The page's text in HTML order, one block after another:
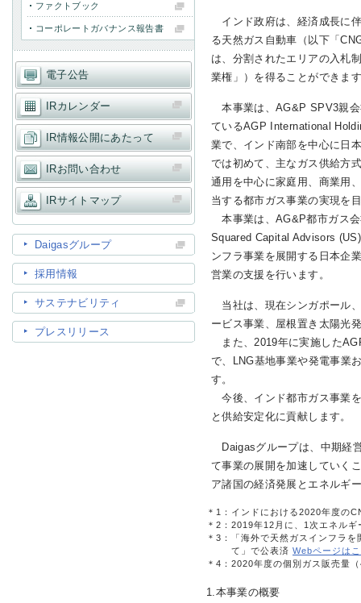
業務
サステナビリティ
IR情報
採用情報
プレスリリース
インド政府は、経済成長に
る天然ガス自動車（以下「
は、分割されたエリアの入札
業権」）を得ることができま
本事業は、AG&P SPV3親
ているAGP International
業で、インド南部を中心に日
では初めて、主なガス供給方
通用を中心に家庭用、商業用
当する都市ガス事業の実現を
本事業は、AG&P都市ガス
Squared Capital Advisors
ンフラ事業を展開する日本企
営業の支援を行います。
当社は、現在シンガポール
ービス事業、屋根置き太陽光
また、2019年に実施した
で、LNG基地事業や発電事業
す。
今後、インド都市ガス事業
と供給安定化に貢献します。
Daigasグループは、中期経
て事業の展開を加速していく
ア諸国の経済発展とエネルギ
＊1： インドにおける2020年度の
＊2： 2019年12月に、1次エネル
＊3：
「海外で天然ガスインフラ
て」で公表済 Webページは
＊4： 2020年度の個別ガス販売量
1.本事業の概要
ファクトブック
コーポレートガバナンス報告書
電子公告
IRカレンダー
IR情報公開にあたって
IRお問い合わせ
IRサイトマップ
Daigasグループ
採用情報
サステナビリティ
プレスリリース